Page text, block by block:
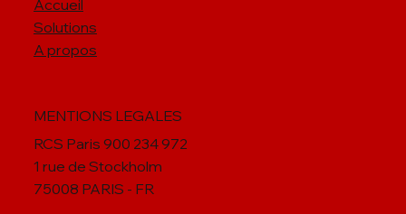
Accueil
Solutions
A propos
MENTIONS LEGALES
RCS Paris 900 234 972
1 rue de Stockholm
75008 PARIS - FR